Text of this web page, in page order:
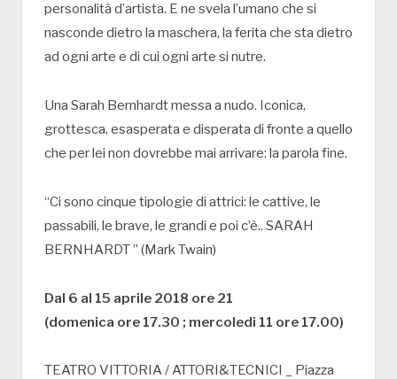
personalità d’artista. E ne svela l’umano che si
nasconde dietro la maschera, la ferita che sta dietro
ad ogni arte e di cui ogni arte si nutre.
Una Sarah Bernhardt messa a nudo. Iconica,
grottesca, esasperata e disperata di fronte a quello
che per lei non dovrebbe mai arrivare: la parola fine.
“Ci sono cinque tipologie di attrici: le cattive, le
passabili, le brave, le grandi e poi c’è.. SARAH
BERNHARDT ” (Mark Twain)
Dal 6 al 15 aprile 2018 ore 21
(domenica ore 17.30 ; mercoledi 11 ore 17.00)
TEATRO VITTORIA / ATTORI&TECNICI _ Piazza